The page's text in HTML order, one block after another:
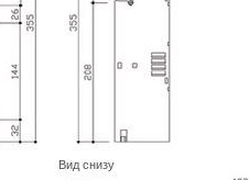
Вид снизу